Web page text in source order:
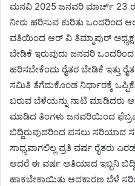
ಮನವಿ 2025 ಜನವರಿ ಮಾರ್ಚ್ 23
ನೀರು ಹರಿಸುವ ಕುರಿತು ಒಂದರಿಂದ
ವತಿಯಿಂದ ಆರ್ ವಿ ತಿಮ್ಮಾಪುರ್
ಬೇಡಿಕೆ ಇರುವುದು ಜನವರಿ ಒಂದರಿಂದ
ಹರಿಸಬೇಕೆಂದು ರೈತರ ಬೇಡಿಕೆ ಇತ್ತು
ಸಮಿತಿ ತೆಗೆದುಕೊಂಡ ನಿರ್ಧಾರಕ್ಕೆ
ಬರುವ ಬೆಳೆಯನ್ನು ನಾಟಿ ಮಾಡಿದರು
ಮಾಡಿದ ತಿಂಗಳು ಜನವರಿಯಿಂದ
ಬಿದ್ದಿರುವುದರಿಂದ ಪಸಲು
ಸಾಧ್ಯವಾಗಲಿಲ್ಲ ಪ್ರತಿ ವರ್ಷ ರೈತರು
ಆದರೆ ಈ ವರ್ಷ ಅತಿಯಾದ ಇಬ್ಬನಿ
ಹಾಕಬೇಕಾಯಿತು ಆದಕಾರಣ ಬೆಳೆ